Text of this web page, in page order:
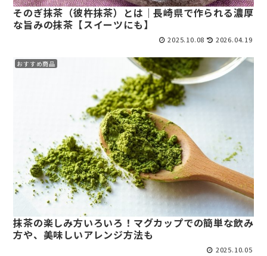
そのぎ抹茶（彼杵抹茶）とは｜長崎県で作られる濃厚
な旨みの抹茶【スイーツにも】
2025.10.08 2026.04.19
おすすめ商品
抹茶の楽しみ方いろいろ！マグカップでの簡単な飲み
方や、美味しいアレンジ方法も
2025.10.05